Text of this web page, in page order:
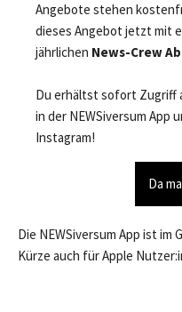
Angebote stehen
dieses Angebot jetzt mit
jährlichen News-Crew
Du erhältst sofort Zugriff
in der NEWSiversum App
Instagram!
Da
Die NEWSiversum App ist im
Kürze auch für Apple